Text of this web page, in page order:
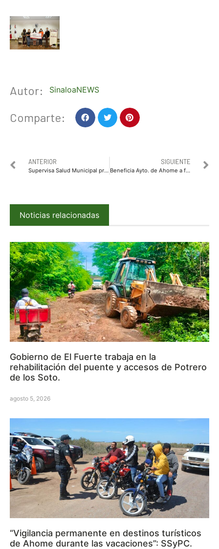
Autor: SinaloaNEWS
Comparte:
ANTERIOR
Supervisa Salud Municipal protocolos sanitarios por Covid-19 en Mercado San Francisco de Los Mochis
SIGUIENTE
Beneficia Ayto. de Ahome a familias en precaria situación con material rústico de construcción
Noticias relacionadas
Gobierno de El Fuerte trabaja en la
rehabilitación del puente y accesos de Potrero
de los Soto.
agosto 5, 2026
“Vigilancia permanente en destinos turísticos
de Ahome durante las vacaciones”: SSyPC.